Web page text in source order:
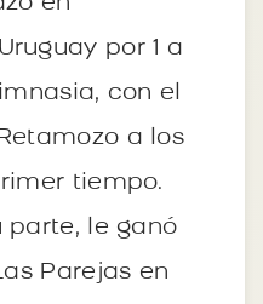
por 1 a
con el
a los
tiempo.
parte, le ganó
Parejas en